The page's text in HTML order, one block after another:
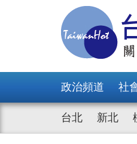
政治頻道 社
台北 新北